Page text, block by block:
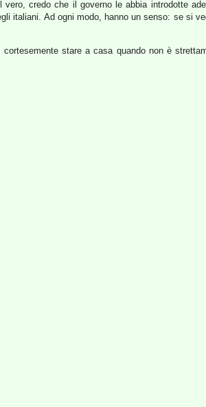
credo che il governo le abbia introdotte
italiani. Ad ogni modo, hanno un senso: se si
stare a casa quando non è